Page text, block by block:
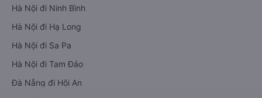
Hà Nội đi Ninh Bình
Hà Nội đi Hạ Long
Hà Nội đi Sa Pa
Hà Nội đi Tam Đảo
Đà Nẵng đi Hội An